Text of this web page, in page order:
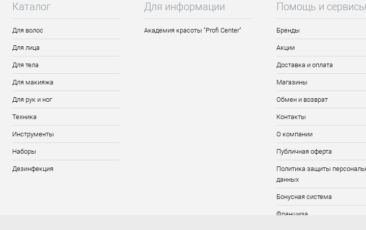
Каталог
Для волос
Для лица
Для тела
Для макияжа
Для рук и ног
Техника
Инструменты
Наборы
Дезинфекция
Для информации
Академия красоты "Profi Center"
Помощь и сервисы
Бренды
Акции
Доставка и оплата
Магазины
Обмен и возврат
Контакты
О компании
Публичная оферта
Политика защиты
данных
Бонусная система
Франшиза